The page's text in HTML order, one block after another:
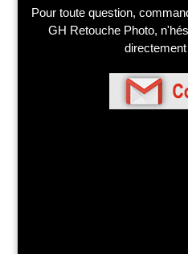
Pour toute question,
GH Retouche Photo,